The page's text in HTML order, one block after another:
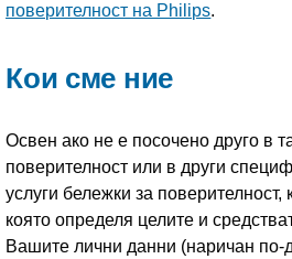
поверителност на Philips.
Кои сме ние
Освен ако не е посочено друго в
поверителност или в други
услуги бележки за
която определя целите и
Вашите лични данни (наричан по-